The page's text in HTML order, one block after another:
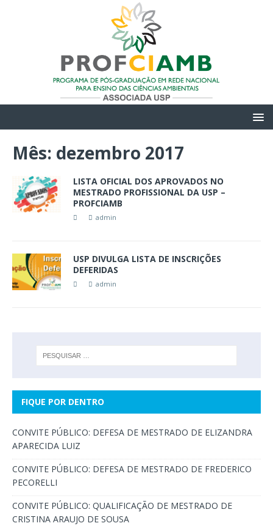
Mês: dezembro 2017
LISTA OFICIAL DOS APROVADOS NO
MESTRADO PROFISSIONAL DA USP –
PROFCIAMB
admin
USP DIVULGA LISTA DE INSCRIÇÕES
DEFERIDAS
admin
FIQUE POR DENTRO
CONVITE PÚBLICO: DEFESA DE MESTRADO DE ELIZANDRA
APARECIDA LUIZ
CONVITE PÚBLICO: DEFESA DE MESTRADO DE FREDERICO
PECORELLI
CONVITE PÚBLICO: QUALIFICAÇÃO DE MESTRADO DE
CRISTINA ARAUJO DE SOUSA